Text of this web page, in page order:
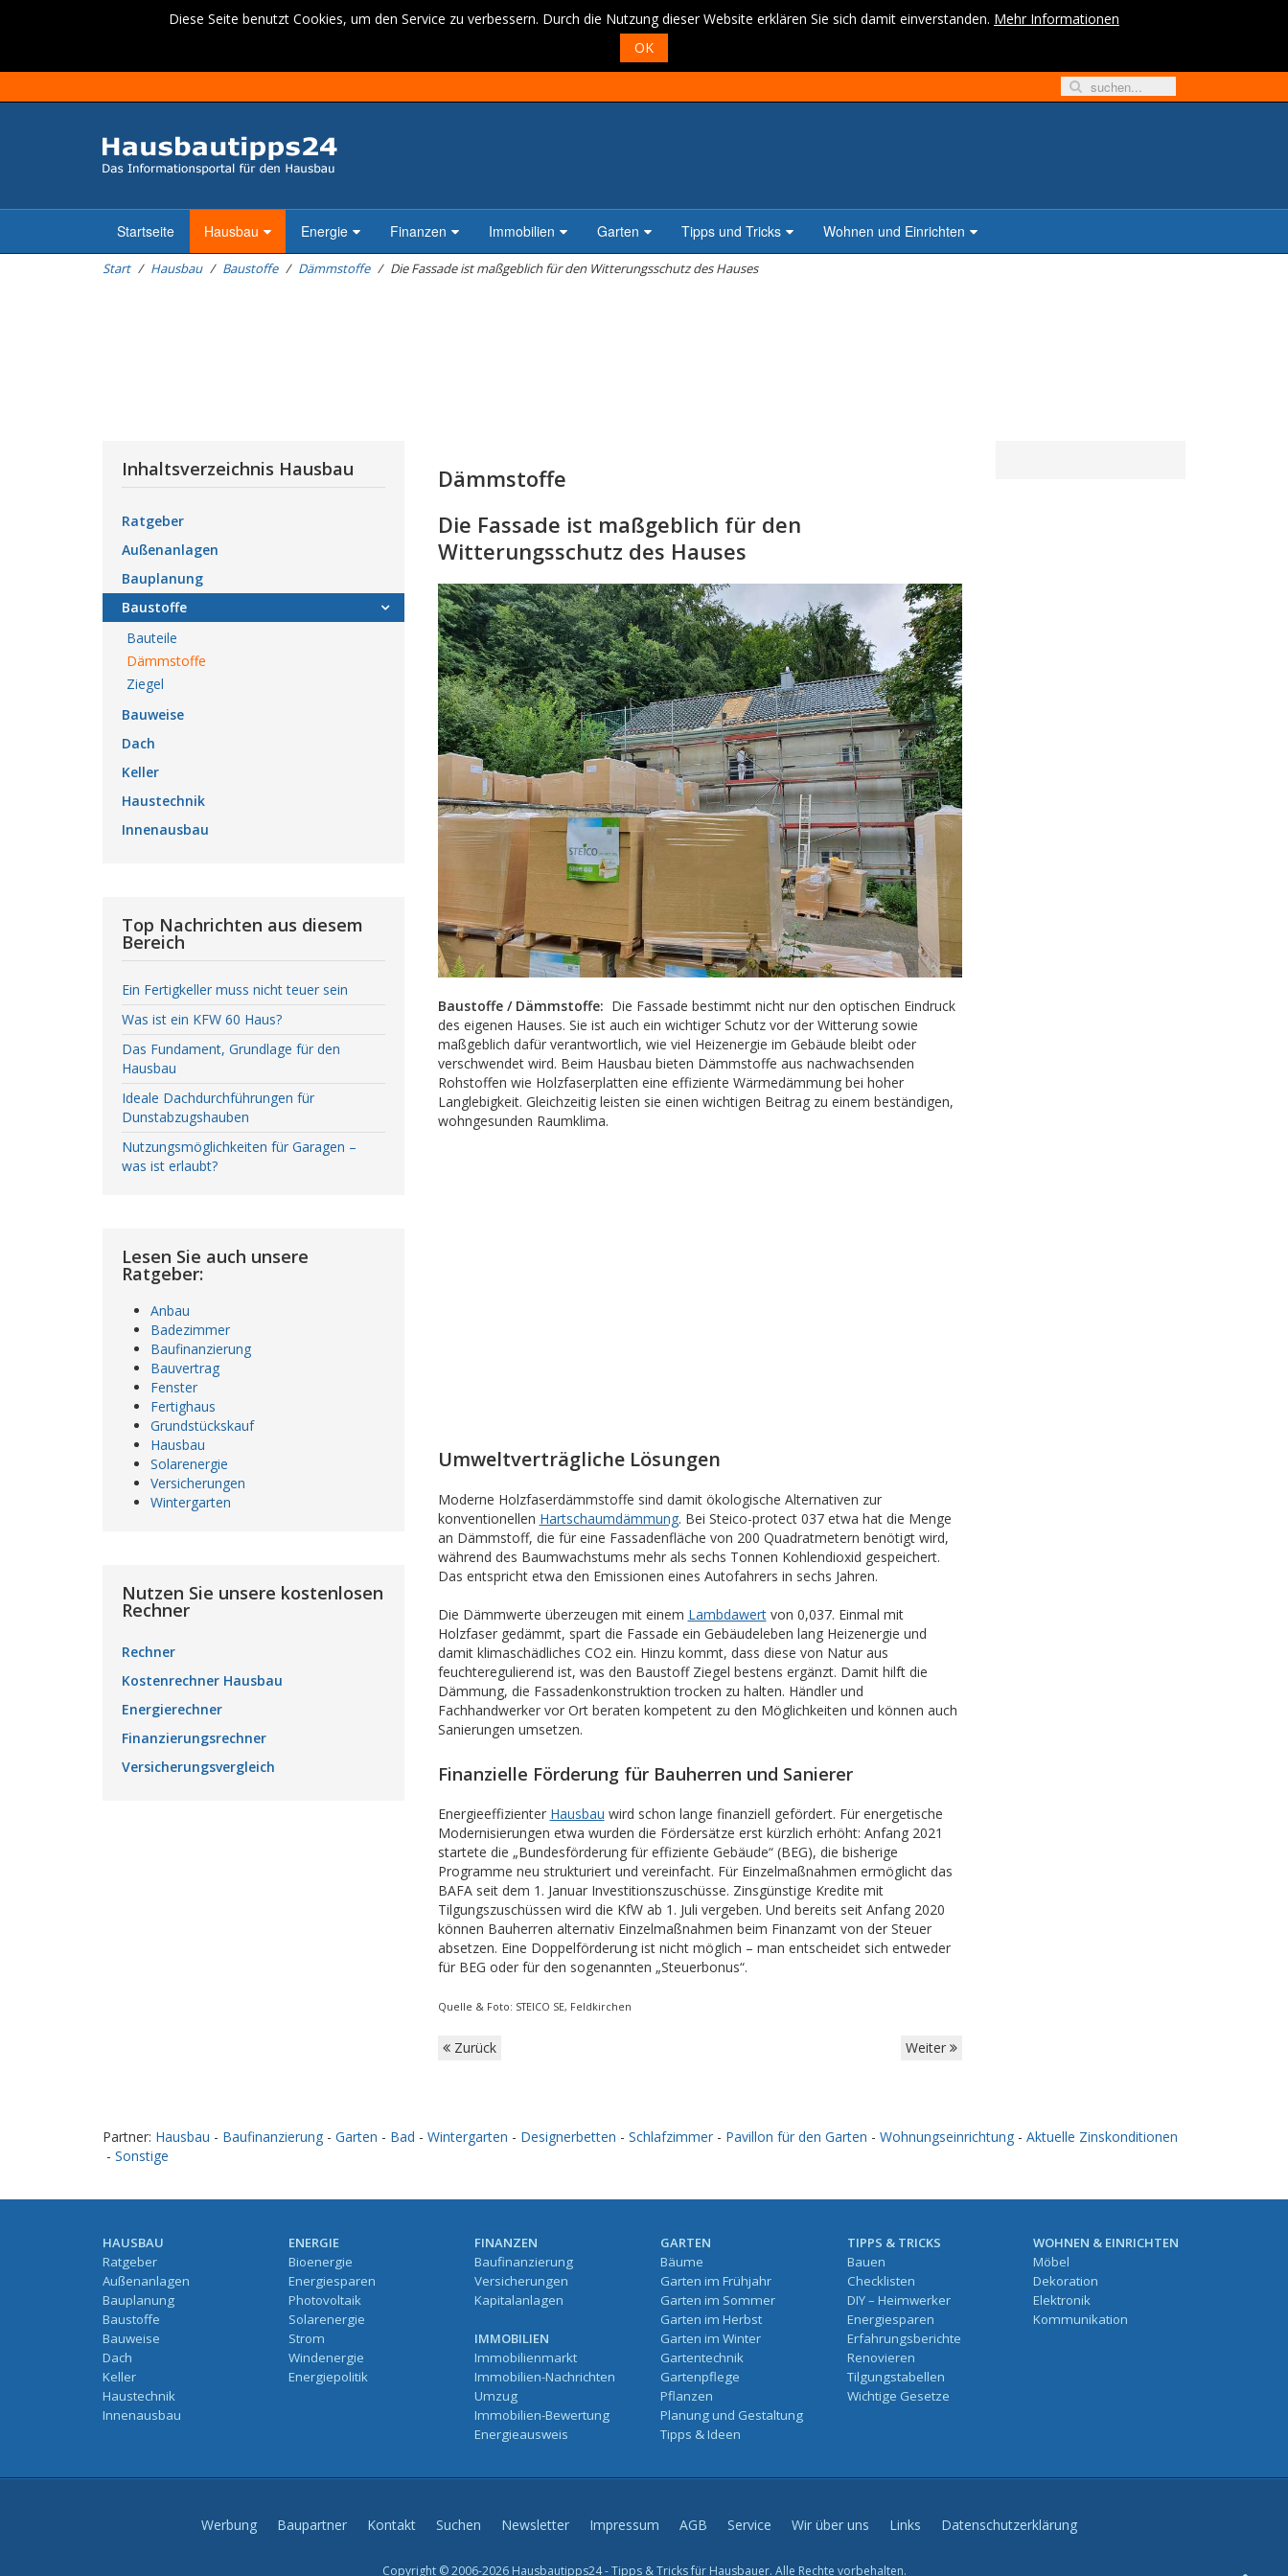
Diese Seite benutzt Cookies, um den Service zu verbessern. Durch die Nutzung dieser Website erklären Sie sich damit einverstanden. Mehr Informationen
OK
Startseite Hausbau Energie Finanzen Immobilien Garten Tipps und Tricks Wohnen und Einrichten
Start Hausbau Baustoffe Dämmstoffe Die Fassade ist maßgeblich für den Witterungsschutz des Hauses
Dämmstoffe
Die Fassade ist maßgeblich für den
Witterungsschutz des Hauses
Baustoffe / Dämmstoffe: Die Fassade bestimmt nicht nur den optischen Eindruck
des eigenen Hauses. Sie ist auch ein wichtiger Schutz vor der Witterung sowie
maßgeblich dafür verantwortlich, wie viel Heizenergie im Gebäude bleibt oder
verschwendet wird. Beim Hausbau bieten Dämmstoffe aus nachwachsenden
Rohstoffen wie Holzfaserplatten eine effiziente Wärmedämmung bei hoher
Langlebigkeit. Gleichzeitig leisten sie einen wichtigen Beitrag zu einem beständigen,
wohngesunden Raumklima.
Umweltverträgliche Lösungen
Moderne Holzfaserdämmstoffe sind damit ökologische Alternativen zur
konventionellen Hartschaumdämmung. Bei Steico-protect 037 etwa hat die Menge
an Dämmstoff, die für eine Fassadenfläche von 200 Quadratmetern benötigt wird,
während des Baumwachstums mehr als sechs Tonnen Kohlendioxid gespeichert.
Das entspricht etwa den Emissionen eines Autofahrers in sechs Jahren.
Die Dämmwerte überzeugen mit einem Lambdawertvon 0,037. Einmal mit
Holzfaser gedämmt, spart die Fassade ein Gebäudeleben lang Heizenergie und
damit klimaschädliches CO2 ein. Hinzu kommt, dass diese von Natur aus
feuchteregulierend ist, was den Baustoff Ziegel bestens ergänzt. Damit hilft die
Dämmung, die Fassadenkonstruktion trocken zu halten. Händler und
Fachhandwerker vor Ort beraten kompetent zu den Möglichkeiten und können auch
Sanierungen umsetzen.
Finanzielle Förderung für Bauherren und Sanierer
Energieeffizienter Hausbau wird schon lange finanziell gefördert. Für energetische
Modernisierungen etwa wurden die Fördersätze erst kürzlich erhöht: Anfang 2021
startete die „Bundesförderung für effiziente Gebäude“ (BEG), die bisherige
Programme neu strukturiert und vereinfacht. Für Einzelmaßnahmen ermöglicht das
BAFA seit dem 1. Januar Investitionszuschüsse. Zinsgünstige Kredite mit
Tilgungszuschüssen wird die KfW ab 1. Juli vergeben. Und bereits seit Anfang 2020
können Bauherren alternativ Einzelmaßnahmen beim Finanzamt von der Steuer
absetzen. Eine Doppelförderung ist nicht möglich – man entscheidet sich entweder
für BEG oder für den sogenannten „Steuerbonus“.
Quelle & Foto: STEICO SE, Feldkirchen
Zurück Weiter
Inhaltsverzeichnis Hausbau
Ratgeber
Außenanlagen
Bauplanung
Baustoffe
Bauteile
Dämmstoffe
Ziegel
Bauweise
Dach
Keller
Haustechnik
Innenausbau
Top Nachrichten aus diesem
Bereich
Ein Fertigkeller muss nicht teuer sein
Was ist ein KFW 60 Haus?
Das Fundament, Grundlage für den
Hausbau
Ideale Dachdurchführungen für
Dunstabzugshauben
Nutzungsmöglichkeiten für Garagen –
was ist erlaubt?
Lesen Sie auch unsere
Ratgeber:
Anbau
Badezimmer
Baufinanzierung
Bauvertrag
Fenster
Fertighaus
Grundstückskauf
Hausbau
Solarenergie
Versicherungen
Wintergarten
Nutzen Sie unsere kostenlosen
Rechner
Rechner
Kostenrechner Hausbau
Energierechner
Finanzierungsrechner
Versicherungsvergleich
Partner: Hausbau - Baufinanzierung - Garten - Bad - Wintergarten - Designerbetten - Schlafzimmer - Pavillon für den Garten - Wohnungseinrichtung - Aktuelle Zinskonditionen
- Sonstige
HAUSBAU
Ratgeber
Außenanlagen
Bauplanung
Baustoffe
Bauweise
Dach
Keller
Haustechnik
Innenausbau
ENERGIE
Bioenergie
Energiesparen
Photovoltaik
Solarenergie
Strom
Windenergie
Energiepolitik
FINANZEN
Baufinanzierung
Versicherungen
Kapitalanlagen
IMMOBILIEN
Immobilienmarkt
Immobilien-Nachrichten
Umzug
Immobilien-Bewertung
Energieausweis
GARTEN
Bäume
Garten im Frühjahr
Garten im Sommer
Garten im Herbst
Garten im Winter
Gartentechnik
Gartenpflege
Pflanzen
Planung und Gestaltung
Tipps & Ideen
TIPPS & TRICKS
Bauen
Checklisten
DIY – Heimwerker
Energiesparen
Erfahrungsberichte
Renovieren
Tilgungstabellen
Wichtige Gesetze
WOHNEN & EINRICHTEN
Möbel
Dekoration
Elektronik
Kommunikation
Werbung Baupartner Kontakt Suchen Newsletter Impressum AGB Service Wir über uns Links Datenschutzerklärung
Copyright © 2006-2026 Hausbautipps24 - Tipps & Tricks für Hausbauer. Alle Rechte vorbehalten.